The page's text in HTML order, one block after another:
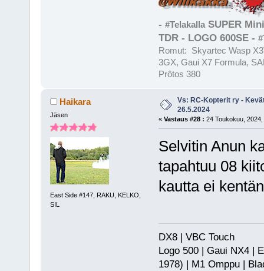
- #TelakallaSUPER
TDR - LOGO 600SE -
Romut: Skyartec Wasp
3GX, Gaui X7 Formula,
Prôtos 380
Haikara
Jäsen
East Side #147, RAKU, KELKO,
SIL
Vs: RC-Kopterit ry -
26.5.2024
« Vastaus #28 : 24 Toukokuu, 2024,
Selvitin Anun
tapahtuu 08
kautta ei
DX8 | VBC Touch
Logo 500 | Gaui NX4 |
1978) | M1 Omppu |